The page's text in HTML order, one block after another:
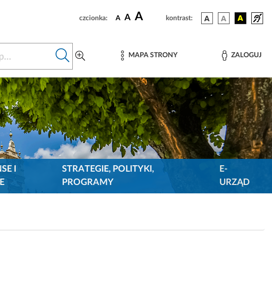
czcionka: A A A kontrast:
MAPA STRONY ZALOGUJ
I
STRATEGIE, POLITYKI,
PROGRAMY
E-
URZĄD